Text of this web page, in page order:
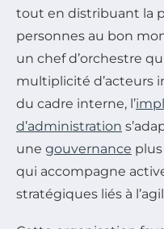
tout en distribuant la
personnes au bon
un chef d’orchestre
multiplicité d’acteurs
du cadre interne, l’
d’administration
une gouvernance
qui accompagne
stratégiques liés à